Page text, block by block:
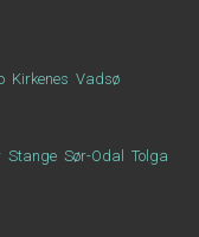
Kirkenes Vadsø
Stange Sør-Odal
Tolga